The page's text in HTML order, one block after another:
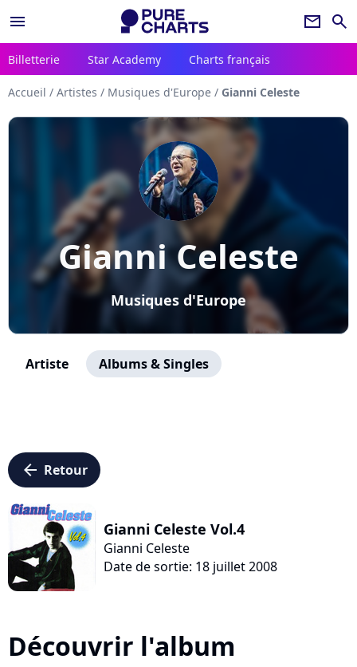
menu newsletter search
Billetterie Star Academy Charts français
Accueil / Artistes / Musiques d'Europe / Gianni Celeste
Gianni Celeste
Musiques d'Europe
Artiste Albums & Singles
arrow_left Retour
Gianni Celeste Vol.4
Gianni Celeste
Date de sortie: 18 juillet 2008
Découvrir l'album